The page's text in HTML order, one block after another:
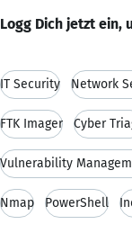
Logg Dich jetzt ein,
IT Security Network
FTK Imager Cyber
Vulnerability
Nmap PowerShell